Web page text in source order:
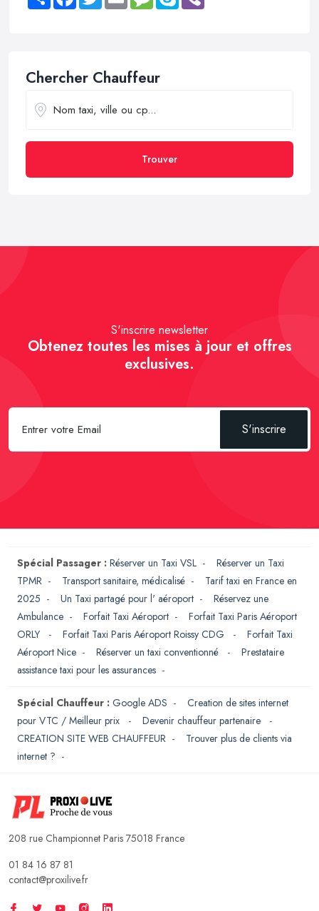
Chercher Chauffeur
Trouver
S'inscrire newsletter
Obtenez toutes les mises à jour et offres
exclusives.
S'inscrire
Spécial Passager : Réserver un Taxi VSL - Réserver un Taxi
TPMR - Transport sanitaire, médicalisé - Tarif taxi en France en
2025 - Un Taxi partagé pour l' aéroport - Réservez une
Ambulance - Forfait Taxi Aéroport - Forfait Taxi Paris Aéroport
ORLY
- Forfait Taxi Paris Aéroport Roissy CDG - Forfait Taxi
Aéroport Nice - Réserver un taxi conventionné - Prestataire
assistance taxi pour les assurances -
Spécial Chauffeur : Google ADS - Creation de sites internet
pour VTC / Meilleur prix
- Devenir chauffeur partenaire
-
CREATION SITE WEB CHAUFFEUR - Trouver plus de clients via
internet ? -
208 rue Championnet Paris 75018 France
01 84 16 87 81
contact@proxilive.fr